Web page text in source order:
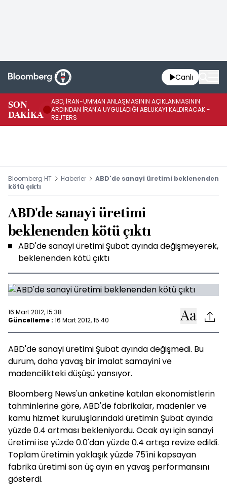
Canlı
SON
DAKİKA
ABD, İRAN-UMMAN ANLAŞMASININ AÇIKLANMASININ
ARDINDAN İRAN'A UYGULADIĞI ABLUKAYI KALDIRACAK -
REUTERS
Bloomberg HT Haberler
ABD'de sanayi üretimi beklenenden
kötü çıktı
ABD'de sanayi üretimi
beklenenden kötü çıktı
ABD'de sanayi üretimi Şubat ayında değişmeyerek,
beklenenden kötü çıktı
16 Mart 2012, 15:38
Güncelleme : 16 Mart 2012, 15:40
ABD'de sanayi üretimi Şubat ayında değişmedi. Bu
durum, daha yavaş bir imalat samayini ve
madencilikteki düşüşü yansıyor.
Bloomberg News'un anketine katılan ekonomistlerin
tahminlerine göre, ABD'de fabrikalar, madenler ve
kamu hizmet kuruluşlarındaki üretimin Şubat ayında
yüzde 0.4 artması bekleniyordu. Ocak ayı için sanayi
üretimi ise yüzde 0.0'dan yüzde 0.4 artışa revize edildi.
Toplam üretimin yaklaşık yüzde 75'ini kapsayan
fabrika üretimi son üç ayın en yavaş performansını
gösterdi.